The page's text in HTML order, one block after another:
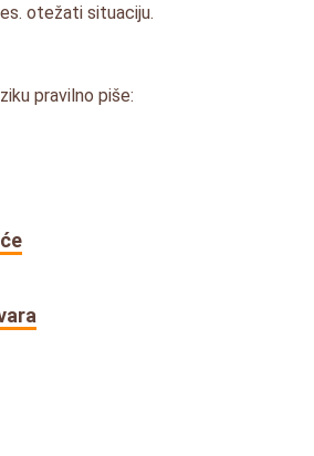
otežati situaciju.
pravilno piše: